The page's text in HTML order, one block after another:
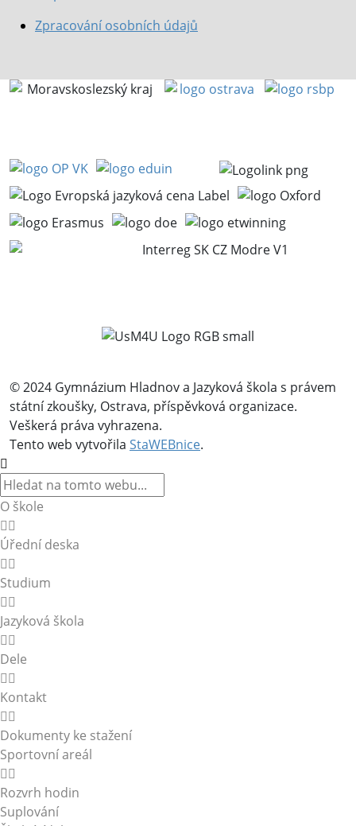
Zpracování osobních údajů
© 2024 Gymnázium Hladnov a Jazyková škola s právem
státní zkoušky, Ostrava, příspěvková organizace.
Veškerá práva vyhrazena.
Tento web vytvořila StaWEBnice.
O škole
Úřední deska
Studium
Jazyková škola
Dele
Kontakt
Dokumenty ke stažení
Sportovní areál
Rozvrh hodin
Suplování